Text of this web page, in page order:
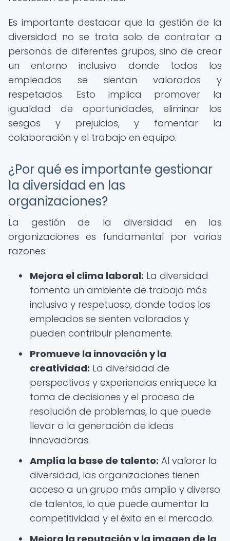
Es importante destacar que la gestión de la
diversidad no se trata solo de contratar a
personas de diferentes grupos, sino de crear
un entorno inclusivo donde todos los
empleados se sientan valorados y
respetados. Esto implica promover la
igualdad de oportunidades, eliminar los
sesgos y prejuicios, y fomentar la
colaboración y el trabajo en equipo.
¿Por qué es importante gestionar
la diversidad en las
organizaciones?
La gestión de la diversidad en las
organizaciones es fundamental por varias
razones:
Mejora el clima laboral: La diversidad
fomenta un ambiente de trabajo más
inclusivo y respetuoso, donde todos los
empleados se sienten valorados y
pueden contribuir plenamente.
Promueve la innovación y la
creatividad: La diversidad de
perspectivas y experiencias enriquece la
toma de decisiones y el proceso de
resolución de problemas, lo que puede
llevar a la generación de ideas
innovadoras.
Amplía la base de talento: Al valorar la
diversidad, las organizaciones tienen
acceso a un grupo más amplio y diverso
de talentos, lo que puede aumentar la
competitividad y el éxito en el mercado.